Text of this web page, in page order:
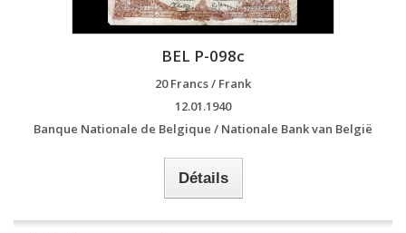
BEL P-098c
20 Francs / Frank
12.01.1940
Banque Nationale de Belgique / Nationale Bank van België
Détails